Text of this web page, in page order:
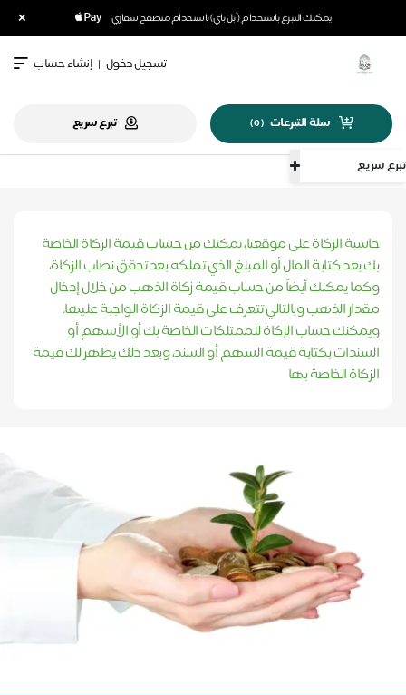
يمكنك التبرع باستخدام (أبل باي) باستخدام متصفح سفاري ×
تبرع سريع
تسجيل دخول | إنشاء حساب
سلة التبرعات (
0
) تبرع سريع
الرئيسية حاسبة الزكاة
حاسبة الزكاة على موقعنا، تمكنك من حساب قيمة الزكاة الخاصة
بك بعد كتابة المال أو المبلغ الذي تملكه بعد تحقق نصاب الزكاة،
وكما يمكنك أيضاً من حساب قيمة زكاة الذهب من خلال إدخال
مقدار الذهب وبالتالي تتعرف على قيمة الزكاة الواجبة عليها.
ويمكنك حساب الزكاة للممتلكات الخاصة بك أو الأسهم أو
السندات بكتابة قيمة السهم أو السند، وبعد ذلك يظهر لك قيمة
الزكاة الخاصة بها